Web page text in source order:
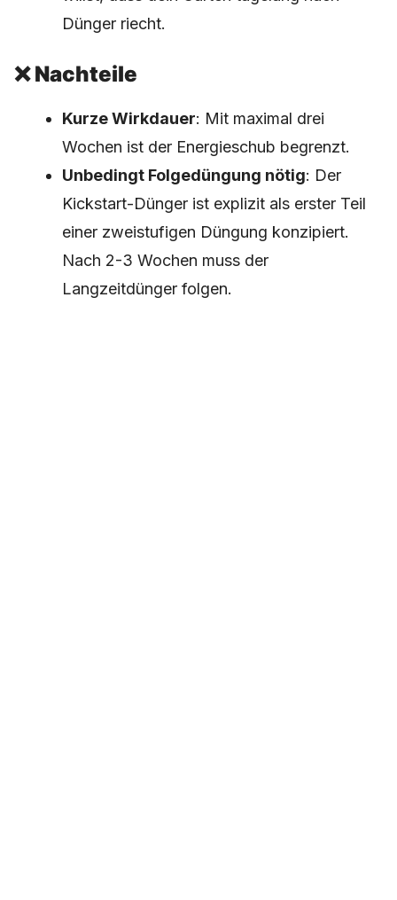
Dünger riecht.
❌ Nachteile
Kurze Wirkdauer: Mit maximal drei
Wochen ist der Energieschub begrenzt.
Unbedingt Folgedüngung nötig: Der
Kickstart-Dünger ist explizit als erster Teil
einer zweistufigen Düngung konzipiert.
Nach 2-3 Wochen muss der
Langzeitdünger folgen.